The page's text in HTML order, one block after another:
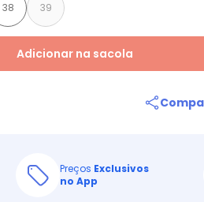
38 39
Adicionar na sacola
Preços Exclusivos
no App